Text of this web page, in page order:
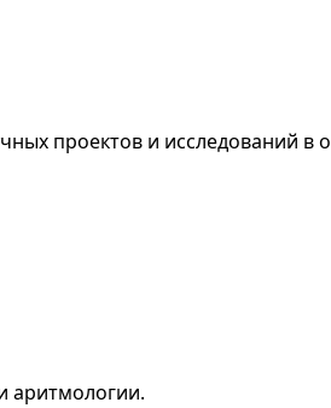
проектов и исследований в
аритмологии.